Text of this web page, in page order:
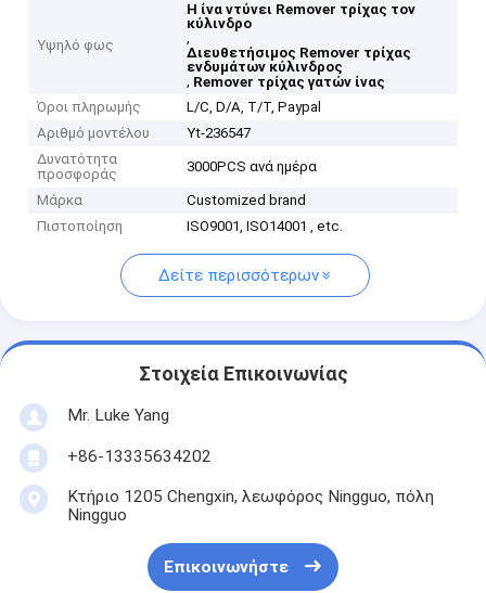
Υψηλό φως
Η ίνα ντύνει Remover τρίχας τον
κύλινδρο
,
Διευθετήσιμος Remover τρίχας
ενδυμάτων κύλινδρος
, Remover τρίχας γατών ίνας
Όροι πληρωμής
L/C, D/A, T/T, Paypal
Αριθμό μοντέλου
Yt-236547
Δυνατότητα
προσφοράς
3000PCS ανά ημέρα
Μάρκα
Customized brand
Πιστοποίηση
ISO9001, ISO14001 , etc.
Δείτε περισσότερων
Στοιχεία Επικοινωνίας
Mr. Luke Yang
+86-13335634202
Κτήριο 1205 Chengxin, λεωφόρος Ningguo, πόλη
Ningguo
Επικοινωνήστε